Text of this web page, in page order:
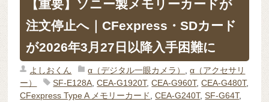
【重要】ソニー製メモリーカードが
注文停止へ｜CFexpress・SDカード
が2026年3月27日以降入手困難に
よしおくん α（デジタル一眼カメラ） ,α（アクセサリ
ー）
SF-E128A ,CEA-G1920T,CEA-G960T,CEA-G480T,
CFexpress Type A メモリーカード
,CEA-G240T,SF-G64T,